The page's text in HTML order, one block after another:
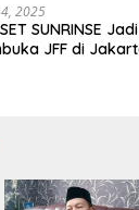
2025
SUNRINSE Jadi
JFF di